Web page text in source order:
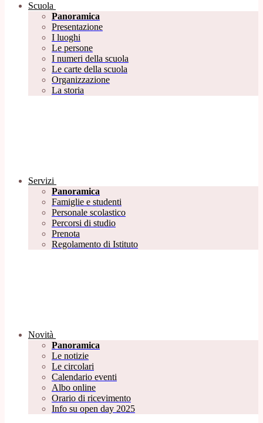
Scuola
Panoramica
Presentazione
I luoghi
Le persone
I numeri della scuola
Le carte della scuola
Organizzazione
La storia
Servizi
Panoramica
Famiglie e studenti
Personale scolastico
Percorsi di studio
Prenota
Regolamento di Istituto
Novità
Panoramica
Le notizie
Le circolari
Calendario eventi
Albo online
Orario di ricevimento
Info su open day 2025